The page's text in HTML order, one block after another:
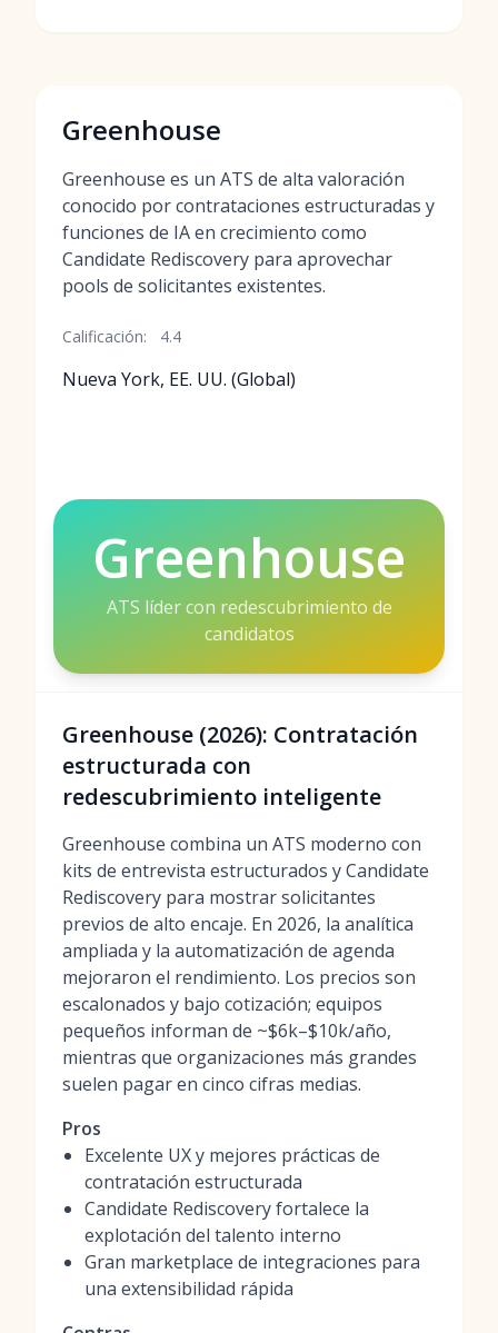
Greenhouse
Greenhouse es un ATS de alta valoración
conocido por contrataciones estructuradas y
funciones de IA en crecimiento como
Candidate Rediscovery para aprovechar
pools de solicitantes existentes.
Calificación: 4.4
Nueva York, EE. UU. (Global)
Greenhouse
ATS líder con redescubrimiento de
candidatos
Greenhouse (2026): Contratación
estructurada con
redescubrimiento inteligente
Greenhouse combina un ATS moderno con
kits de entrevista estructurados y Candidate
Rediscovery para mostrar solicitantes
previos de alto encaje. En 2026, la analítica
ampliada y la automatización de agenda
mejoraron el rendimiento. Los precios son
escalonados y bajo cotización; equipos
pequeños informan de ~$6k–$10k/año,
mientras que organizaciones más grandes
suelen pagar en cinco cifras medias.
Pros
Excelente UX y mejores prácticas de
contratación estructurada
Candidate Rediscovery fortalece la
explotación del talento interno
Gran marketplace de integraciones para
una extensibilidad rápida